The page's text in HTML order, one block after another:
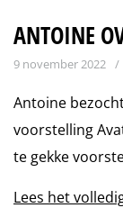
ANTOINE
9 november 2022 /
Antoine
voorstelling
te gekke
Lees het